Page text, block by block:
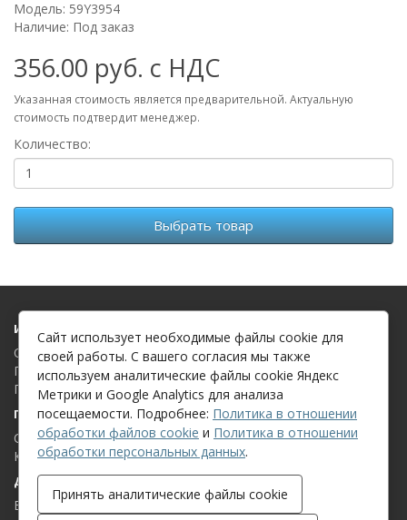
Модель: 59Y3954
Наличие: Под заказ
356.00 руб. с НДС
Указанная стоимость является предварительной. Актуальную
стоимость подтвердит менеджер.
Количество:
Выбрать товар
Информация
О компании
Политика в отношении обработки файлов cookie
Политика в отношении обработки персональных данных
Поддержка клиентов
Связаться с нами
Карта сайта
Дополнительно
Бренды
Сайт использует необходимые файлы cookie для
своей работы. С вашего согласия мы также
используем аналитические файлы cookie Яндекс
Метрики и Google Analytics для анализа
посещаемости. Подробнее: Политика в отношении
обработки файлов cookie и Политика в отношении
обработки персональных данных.
Принять аналитические файлы cookie